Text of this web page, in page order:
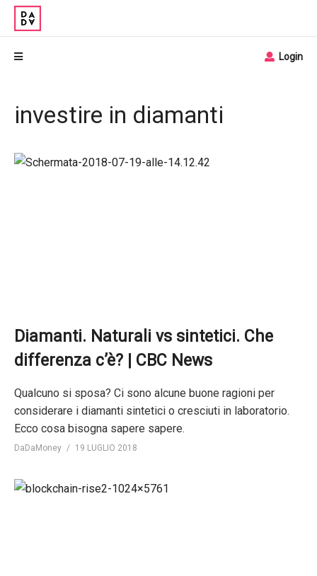
Login
investire in diamanti
Diamanti. Naturali vs sintetici. Che
differenza c’è? | CBC News
Qualcuno si sposa? Ci sono alcune buone ragioni per
considerare i diamanti sintetici o cresciuti in laboratorio.
Ecco cosa bisogna sapere sapere.
DaDaMoney 19 LUGLIO 2018